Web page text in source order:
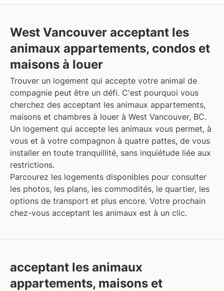
West Vancouver acceptant les
animaux appartements, condos et
maisons à louer
Trouver un logement qui accepte votre animal de
compagnie peut être un défi. C'est pourquoi vous
cherchez des acceptant les animaux appartements,
maisons et chambres à louer à West Vancouver, BC.
Un logement qui accepte les animaux vous permet, à
vous et à votre compagnon à quatre pattes, de vous
installer en toute tranquillité, sans inquiétude liée aux
restrictions.
Parcourez les logements disponibles pour consulter
les photos, les plans, les commodités, le quartier, les
options de transport et plus encore. Votre prochain
chez-vous acceptant les animaux est à un clic.
acceptant les animaux
appartements, maisons et